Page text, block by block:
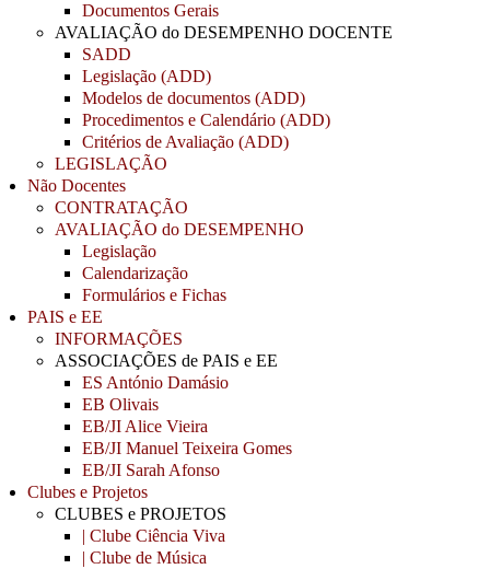
Documentos Gerais
AVALIAÇÃO do DESEMPENHO DOCENTE
SADD
Legislação (ADD)
Modelos de documentos (ADD)
Procedimentos e Calendário (ADD)
Critérios de Avaliação (ADD)
LEGISLAÇÃO
Não Docentes
CONTRATAÇÃO
AVALIAÇÃO do DESEMPENHO
Legislação
Calendarização
Formulários e Fichas
PAIS e EE
INFORMAÇÕES
ASSOCIAÇÕES de PAIS e EE
ES António Damásio
EB Olivais
EB/JI Alice Vieira
EB/JI Manuel Teixeira Gomes
EB/JI Sarah Afonso
Clubes e Projetos
CLUBES e PROJETOS
| Clube Ciência Viva
| Clube de Música